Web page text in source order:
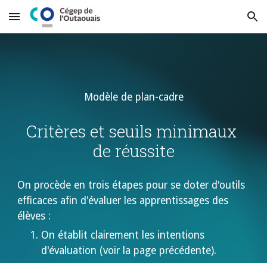
Skip to main content Skip to navigation
Modèle de plan-cadre
Critères et seuils minimaux
de réussite
On procède en trois étapes pour se doter d'outils
efficaces afin d'évaluer les apprentissages des
élèves :
On établit clairement les intentions
d'évaluation (voir la page précédente).